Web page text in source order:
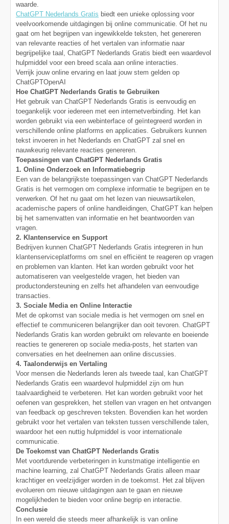
waarde.
ChatGPT Nederlands Gratis biedt een unieke oplossing voor
veelvoorkomende uitdagingen bij online communicatie. Of het nu
gaat om het begrijpen van ingewikkelde teksten, het genereren
van relevante reacties of het vertalen van informatie naar
begrijpelijke taal, ChatGPT Nederlands Gratis biedt een waardevol
hulpmiddel voor een breed scala aan online interacties.
Verrijk jouw online ervaring en laat jouw stem gelden op
ChatGPTOpenAI
Hoe ChatGPT Nederlands Gratis te Gebruiken
Het gebruik van ChatGPT Nederlands Gratis is eenvoudig en
toegankelijk voor iedereen met een internetverbinding. Het kan
worden gebruikt via een webinterface of geïntegreerd worden in
verschillende online platforms en applicaties. Gebruikers kunnen
tekst invoeren in het Nederlands en ChatGPT zal snel en
nauwkeurig relevante reacties genereren.
Toepassingen van ChatGPT Nederlands Gratis
1. Online Onderzoek en Informatiebegrip
Een van de belangrijkste toepassingen van ChatGPT Nederlands
Gratis is het vermogen om complexe informatie te begrijpen en te
verwerken. Of het nu gaat om het lezen van nieuwsartikelen,
academische papers of online handleidingen, ChatGPT kan helpen
bij het samenvatten van informatie en het beantwoorden van
vragen.
2. Klantenservice en Support
Bedrijven kunnen ChatGPT Nederlands Gratis integreren in hun
klantenserviceplatforms om snel en efficiënt te reageren op vragen
en problemen van klanten. Het kan worden gebruikt voor het
automatiseren van veelgestelde vragen, het bieden van
productondersteuning en zelfs het afhandelen van eenvoudige
transacties.
3. Sociale Media en Online Interactie
Met de opkomst van sociale media is het vermogen om snel en
effectief te communiceren belangrijker dan ooit tevoren. ChatGPT
Nederlands Gratis kan worden gebruikt om relevante en boeiende
reacties te genereren op sociale media-posts, het starten van
conversaties en het deelnemen aan online discussies.
4. Taalonderwijs en Vertaling
Voor mensen die Nederlands leren als tweede taal, kan ChatGPT
Nederlands Gratis een waardevol hulpmiddel zijn om hun
taalvaardigheid te verbeteren. Het kan worden gebruikt voor het
oefenen van gesprekken, het stellen van vragen en het ontvangen
van feedback op geschreven teksten. Bovendien kan het worden
gebruikt voor het vertalen van teksten tussen verschillende talen,
waardoor het een nuttig hulpmiddel is voor internationale
communicatie.
De Toekomst van ChatGPT Nederlands Gratis
Met voortdurende verbeteringen in kunstmatige intelligentie en
machine learning, zal ChatGPT Nederlands Gratis alleen maar
krachtiger en veelzijdiger worden in de toekomst. Het zal blijven
evolueren om nieuwe uitdagingen aan te gaan en nieuwe
mogelijkheden te bieden voor online begrip en interactie.
Conclusie
In een wereld die steeds meer afhankelijk is van online